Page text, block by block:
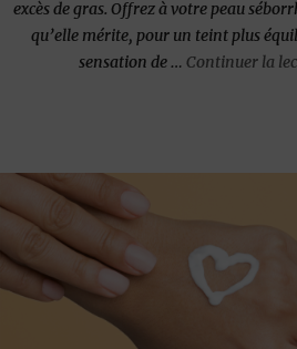
excès de gras. Offrez à votre peau
qu’elle mérite, pour un teint plus
sensation de … Continuer la